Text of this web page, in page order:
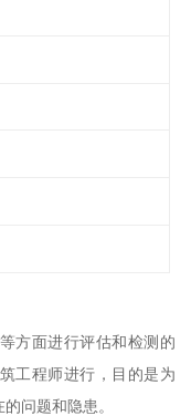
方面进行评估和检测的
工程师进行，目的是为
问题和隐患。